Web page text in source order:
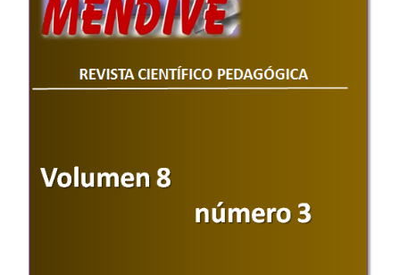
lateral
del
artículo